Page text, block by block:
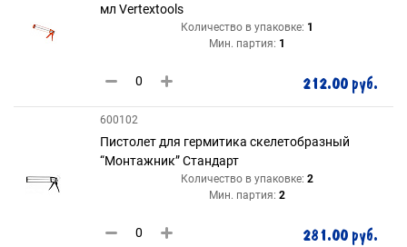
мл Vertextools
Количество в упаковке: 1
Мин. партия: 1
212.00 руб.
600102
Пистолет для гермитика скелетобразный
“Монтажник” Стандарт
Количество в упаковке: 2
Мин. партия: 2
281.00 руб.